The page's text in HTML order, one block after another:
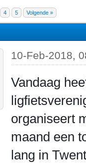
4 5 Volgende »
10-Feb-2018,
Vandaag
organiseert
maand een
lang in